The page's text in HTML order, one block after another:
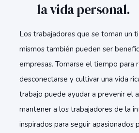
la vida personal.
Los trabajadores que se toman un
mismos también pueden ser
empresas. Tomarse el tiempo para
desconectarse y cultivar una vida
trabajo puede ayudar a prevenir el
mantener a los trabajadores de la
inspirados para seguir apasionados